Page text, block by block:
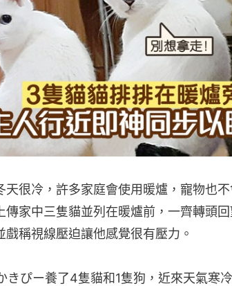
天很冷，許多家庭會使用暖爐，寵物也
傳家中三隻貓並列在暖爐前，一齊轉頭
戲稱視線壓迫讓他感覺很有壓力。
きぴー養了4隻貓和1隻狗，近來天氣寒